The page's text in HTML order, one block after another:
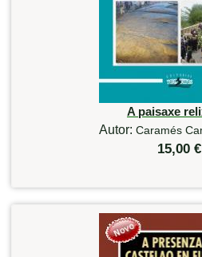
A paisaxe
Autor: Caramés
15,00 €